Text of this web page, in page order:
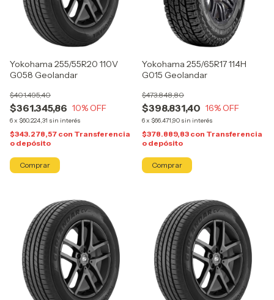
Yokohama 255/55R20 110V
G058 Geolandar
$361.345,86
$401.495,40
10% OFF
6x $60.224,31 sin interés
$343.278,57 con Transferencia
o depósito
Yokohama 255/65R17 114H
G015 Geolandar
$398.831,40
$473.848,80
16% OFF
6x $66.471,90 sin interés
$378.889,83 con Transferencia
o depósito